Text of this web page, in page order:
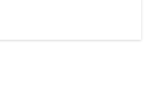
nicht mehr, ist aber integrativer